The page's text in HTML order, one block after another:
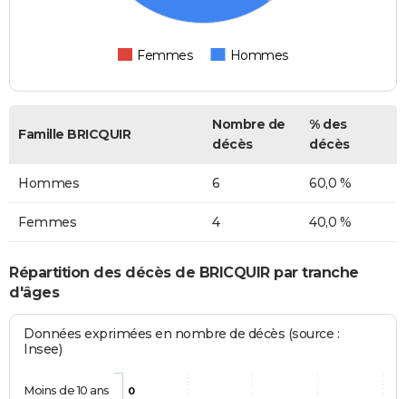
Femmes Hommes
Famille BRICQUIR
Nombre de
décès
% des
décès
Hommes 6 60,0 %
Femmes 4 40,0 %
Répartition des décès de BRICQUIR par tranche
d'âges
Données exprimées en nombre de décès (source :
Insee)
0
Moins de 10 ans